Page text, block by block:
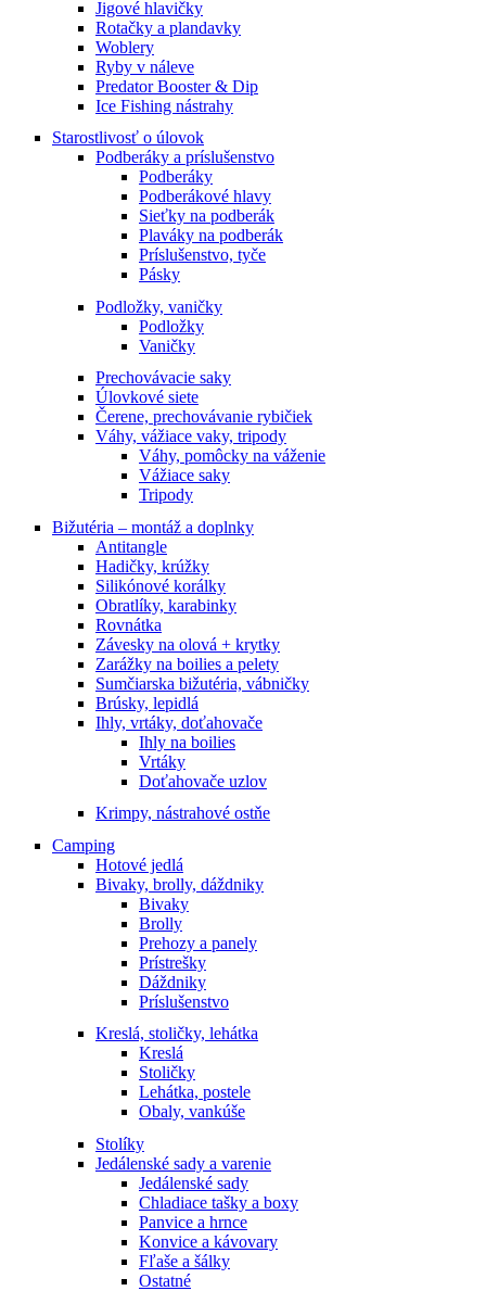
Jigové hlavičky
Rotačky a plandavky
Woblery
Ryby v náleve
Predator Booster & Dip
Ice Fishing nástrahy
Starostlivosť o úlovok
Podberáky a príslušenstvo
Podberáky
Podberákové hlavy
Sieťky na podberák
Plaváky na podberák
Príslušenstvo, tyče
Pásky
Podložky, vaničky
Podložky
Vaničky
Prechovávacie saky
Úlovkové siete
Čerene, prechovávanie rybičiek
Váhy, vážiace vaky, tripody
Váhy, pomôcky na váženie
Vážiace saky
Tripody
Bižutéria – montáž a doplnky
Antitangle
Hadičky, krúžky
Silikónové korálky
Obratlíky, karabinky
Rovnátka
Závesky na olová + krytky
Zarážky na boilies a pelety
Sumčiarska bižutéria, vábničky
Brúsky, lepidlá
Ihly, vrtáky, doťahovače
Ihly na boilies
Vrtáky
Doťahovače uzlov
Krimpy, nástrahové ostňe
Camping
Hotové jedlá
Bivaky, brolly, dáždniky
Bivaky
Brolly
Prehozy a panely
Prístrešky
Dáždniky
Príslušenstvo
Kreslá, stoličky, lehátka
Kreslá
Stoličky
Lehátka, postele
Obaly, vankúše
Stolíky
Jedálenské sady a varenie
Jedálenské sady
Chladiace tašky a boxy
Panvice a hrnce
Konvice a kávovary
Fľaše a šálky
Ostatné